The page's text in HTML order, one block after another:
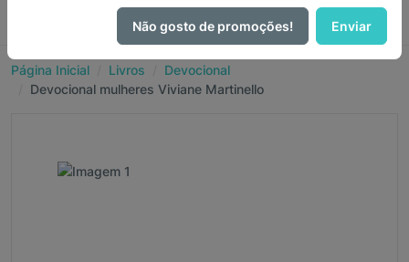
Página Inicial Livros
Devocional
Devocional mulheres Viviane Martinello
Não gosto de promoções! Enviar